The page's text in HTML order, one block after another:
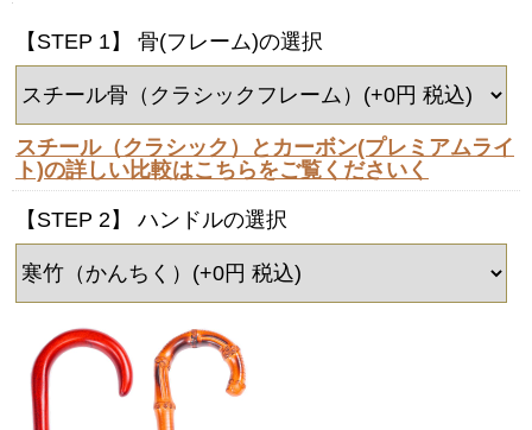
【STEP 1】 骨(フレーム)の選択
スチール（クラシック）とカーボン(プレミアムライ
ト)の詳しい比較はこちらをご覧くださいく
【STEP 2】 ハンドルの選択